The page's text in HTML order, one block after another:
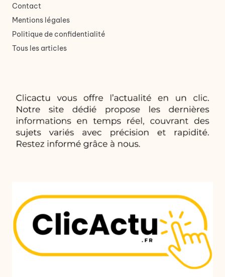
Contact
Mentions légales
Politique de confidentialité
Tous les articles